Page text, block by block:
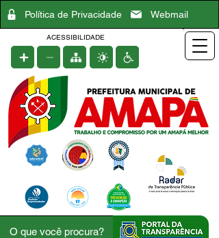
Política de Privacidade Webmail
ACESSIBILIDADE